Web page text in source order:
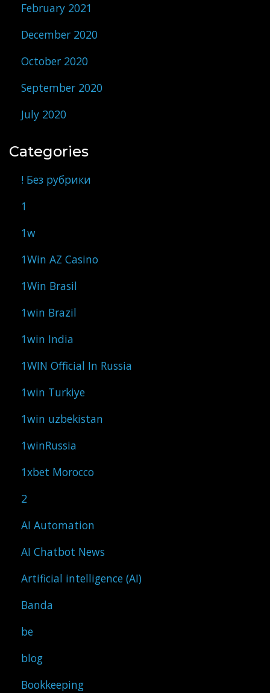
February 2021
December 2020
October 2020
September 2020
July 2020
Categories
! Без рубрики
1
1w
1Win AZ Casino
1Win Brasil
1win Brazil
1win India
1WIN Official In Russia
1win Turkiye
1win uzbekistan
1winRussia
1xbet Morocco
2
AI Automation
AI Chatbot News
Artificial intelligence (AI)
Banda
be
blog
Bookkeeping